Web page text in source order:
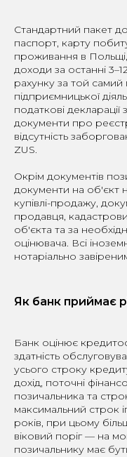
Стандартний пакет
паспорт, карту
проживання в
доходи за останні
рахунку за той самий
підприємницької
податкові
документи про
відсутність
ZUS.
Окрім документів
документи на об'єкт
купівлі-продажу,
продавця,
об'єкта та за
оцінювача. Всі
нотаріально
Як банк приймає
Банк оцінює
здатність
усього строку
дохід, поточні
позичальника та
максимальний строк
років, при цьому
віковий поріг — на
позичальнику має